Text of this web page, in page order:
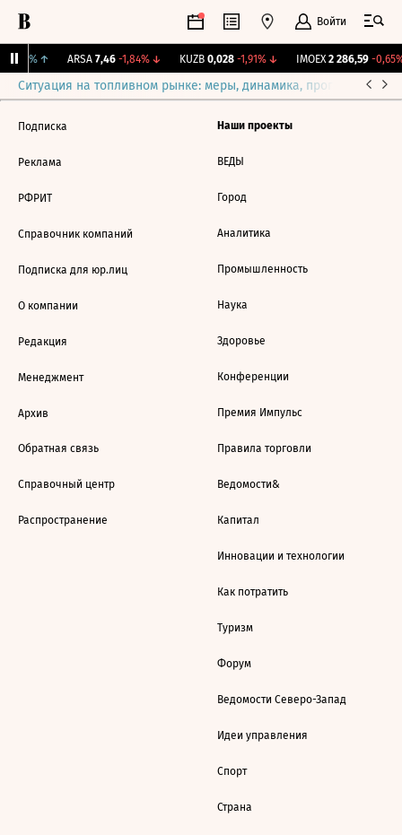
Войти
↑ ARSA 7,46 -1,84%↓ KUZB 0,028 -1,91%↓ IMOEX 2 286,59 -0,65%
Ситуация на топливном рынке: меры, динамика, прогнозы
Подписка
Реклама
РФРИТ
Справочник компаний
Подписка для юр.лиц
О компании
Редакция
Менеджмент
Архив
Обратная связь
Справочный центр
Распространение
Наши проекты
ВЕДЫ
Город
Аналитика
Промышленность
Наука
Здоровье
Конференции
Премия Импульс
Правила торговли
Ведомости&
Капитал
Инновации и технологии
Как потратить
Туризм
Форум
Ведомости Северо-Запад
Идеи управления
Спорт
Страна